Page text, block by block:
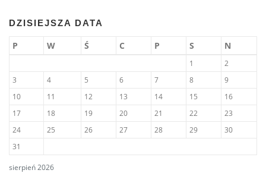
DZISIEJSZA DATA
sierpień 2026
P W Ś C P S N
1
2
3
4 5 6 7 8
9
10
11 12 13 14 15
16
17
18 19 20 21 22
23
24
25 26 27 28 29
30
31